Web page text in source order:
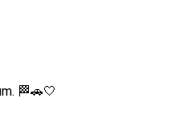
🏁🚗🤍